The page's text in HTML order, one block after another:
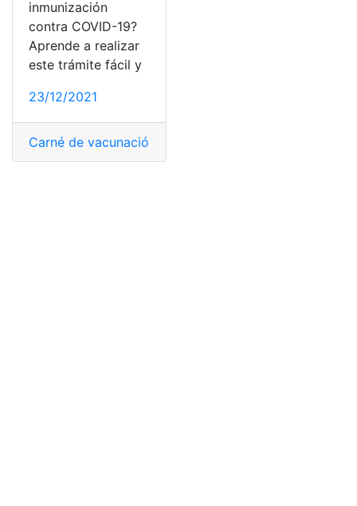
inmunización
contra COVID-19?
Aprende a realizar
este trámite fácil y
23/12/2021
Carné de vacunación